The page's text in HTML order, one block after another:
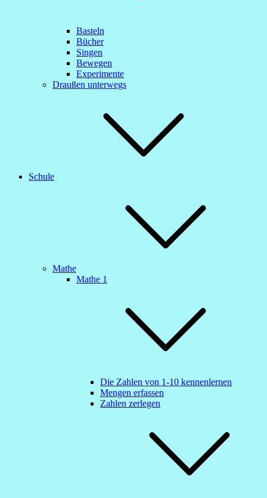
Basteln
Bücher
Singen
Bewegen
Experimente
Draußen unterwegs
Schule
Mathe
Mathe 1
Die Zahlen von 1-10 kennenlernen
Mengen erfassen
Zahlen zerlegen